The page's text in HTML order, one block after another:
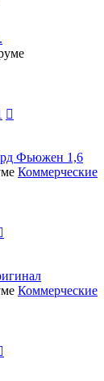
Фьюжен 1,6
Коммерческие
Коммерческие